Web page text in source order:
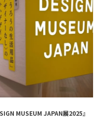
MUSEUM JAPAN展2025』